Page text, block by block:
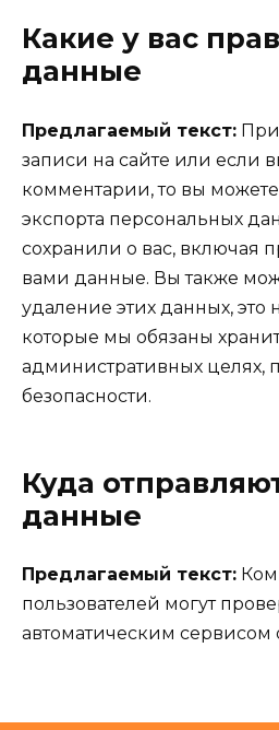
Какие у вас
данные
Предлагаемый текст:
записи на сайте или если
комментарии, то вы
экспорта персональных
сохранили о вас, включая
вами данные. Вы также
удаление этих данных, это
которые мы обязаны
административных целях,
безопасности.
Куда
данные
Предлагаемый текст:
пользователей могут
автоматическим